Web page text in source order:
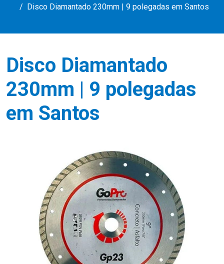
Disco Diamantado 230mm | 9 polegadas em Santos
Disco Diamantado
230mm | 9 polegadas
em Santos